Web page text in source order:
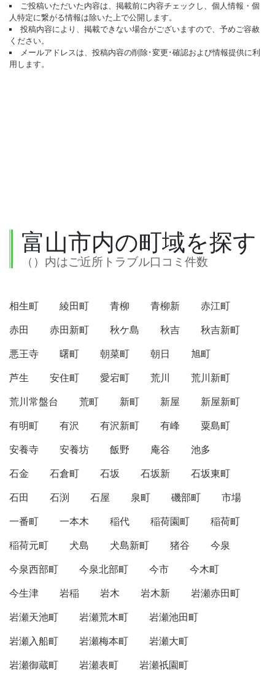
ご投稿いただいた内容は、掲載前に内容チェックし、個人情報・個
人特定に繋がる情報は除いた上で公開します。
投稿内容により、掲載できない場合がございますので、予めご容赦
ください。
メールアドレスは、投稿内容の削除･変更･確認および情報提供に利
用します。
富山市内の町域を探す
（）内はご近所トラブル口コミ件数
相生町 綾田町 青柳 青柳新
赤江町
赤田
赤田新町 秋ケ島 秋吉
秋吉新町
悪王寺
曙町 朝菜町 朝日
旭町
芦生
安住町 愛宕町 荒川
荒川新町
荒川常盤台
荒町 新町 新屋
新屋新町
有明町
有沢 有沢新町 有峰
粟島町
安養寺
安養坊 飯野 庵谷
池多
石金
石倉町 石坂 石坂新
石坂東町
石田
石渕 石屋 泉町 磯部町
市場
一番町
一本木 稲代 稲荷園町
稲荷町
稲荷元町
犬島 犬島新町 猪谷
今泉
今泉西部町
今泉北部町 今市
今木町
今生津
岩稲 岩木 岩木新
岩瀬赤田町
岩瀬天池町
岩瀬荒木町
岩瀬池田町
岩瀬入船町
岩瀬梅本町
岩瀬大町
岩瀬御蔵町
岩瀬表町
岩瀬祇園町